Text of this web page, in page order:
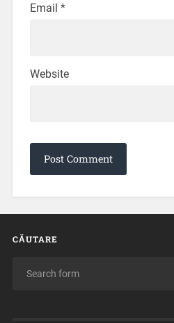
Email *
Website
CĂUTARE